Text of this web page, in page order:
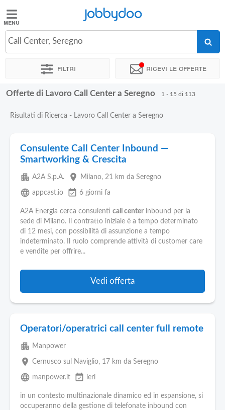
Jobbydoo
Offerte
Stipendi
Blog
Pubblica
Offerte
Area
Jobbydoo
Call Center, Seregno
Filtri Ricevi le offerte
Offerte di Lavoro Call Center a Seregno 1 - 15 di 113
Risultati di Ricerca - Lavoro Call Center a Seregno
Consulente Call Center Inbound —
Smartworking & Crescita
apartment A2A S.p.A. place Milano, 21 km da Seregno
language appcast.io event_available 6 giorni fa
A2A Energia cerca consulenti call center inbound per la
sede di Milano. Il contratto iniziale è a tempo determinato
di 12 mesi, con possibilità di assunzione a tempo
indeterminato. Il ruolo comprende attività di customer care
e vendite per offrire...
Vedi offerta
Operatori/operatrici call center full remote
apartment Manpower
place Cernusco sul Naviglio, 17 km da Seregno
language manpower.it event_available ieri
in un contesto multinazionale dinamico ed in espansione, si
occuperanno della gestione di telefonate inbound con